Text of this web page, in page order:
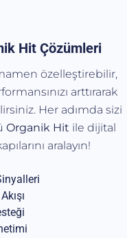
Hit Çözümleri
özelleştirebilir,
arttırarak
Her adımda sizi
Organik Hit ile dijital
aralayın!